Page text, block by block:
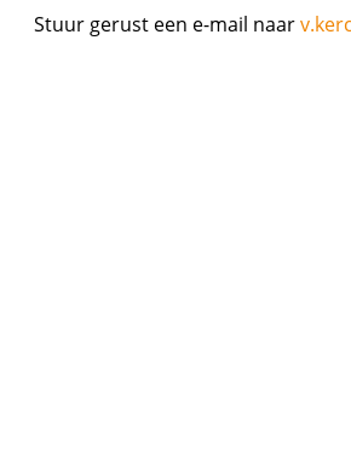
Stuur gerust een e-mail naar